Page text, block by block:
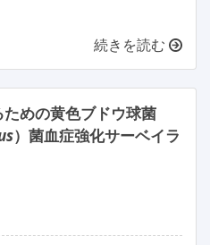
続きを読む
めの黄色ブドウ球菌
）菌血症強化サーベイラ